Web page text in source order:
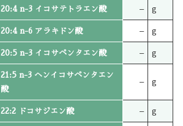
20:4 n-3 イコサテトラエン酸 – g
20:4 n-6 アラキドン酸 – g
20:5 n-3 イコサペンタエン酸 – g
21:5 n-3 ヘンイコサペンタエン
酸
– g
22:2 ドコサジエン酸 – g